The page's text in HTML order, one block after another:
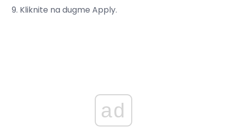
Kliknite na dugme Apply.
ad